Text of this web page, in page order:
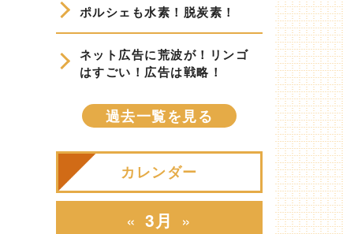
ポルシェも水素！脱炭素！
ネット広告に荒波が！リンゴ
はすごい！広告は戦略！
過去一覧を見る
カレンダー
« 3月 »